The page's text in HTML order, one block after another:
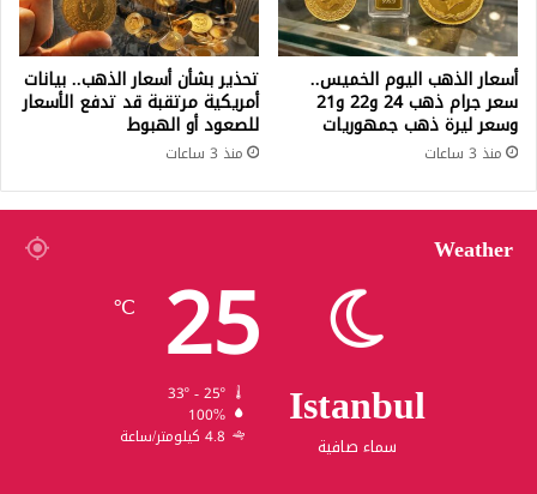
أسعار الذهب اليوم الخميس..
سعر جرام ذهب 24 و22 و21
وسعر ليرة ذهب جمهوريات
منذ 3 ساعات
تحذير بشأن أسعار الذهب.. بيانات
أمريكية مرتقبة قد تدفع الأسعار
للصعود أو الهبوط
منذ 3 ساعات
Weather
Istanbul
سماء صافية
25
℃
33º - 25º
100%
4.8 كيلومتر/ساعة